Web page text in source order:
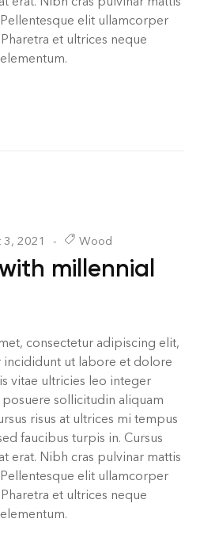
elit ullamcorper
et ultrices neque
3, 2021 Wood
millennial
consectetur adipiscing elit,
ut labore et dolore
vitae ultricies leo integer
posuere sollicitudin aliquam
risus at ultrices mi tempus
faucibus turpis in. Cursus
erat. Nibh cras pulvinar mattis
elit ullamcorper
et ultrices neque